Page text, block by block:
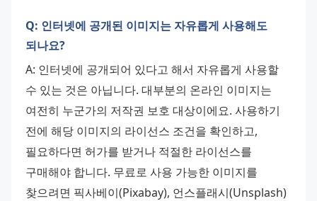
Q: 인터넷에 공개된 이미지는 자유롭게 사용해도
되나요?
A: 인터넷에 공개되어 있다고 해서 자유롭게 사용할
수 있는 것은 아닙니다. 대부분의 온라인 이미지는
여전히 누군가의 저작권 보호 대상이에요. 사용하기
전에 해당 이미지의 라이선스 조건을 확인하고,
필요하다면 허가를 받거나 적절한 라이선스를
구매해야 합니다. 무료로 사용 가능한 이미지를
찾으려면 픽사베이(Pixabay), 언스플래시(Unsplash)